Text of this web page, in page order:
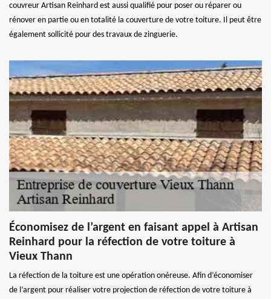
couvreur Artisan Reinhard est aussi qualifié pour poser ou réparer ou
rénover en partie ou en totalité la couverture de votre toiture. Il peut être
également sollicité pour des travaux de zinguerie.
Économisez de l’argent en faisant appel à Artisan
Reinhard pour la réfection de votre toiture à
Vieux Thann
La réfection de la toiture est une opération onéreuse. Afin d’économiser
de l’argent pour réaliser votre projection de réfection de votre toiture à